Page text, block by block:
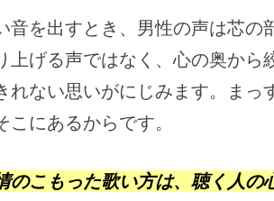
音を出すとき、男性の声は芯の
上げる声ではなく、心の奥から
れない思いがにじみます。ま
こにあるからです。
のこもった歌い方は、聴く人の